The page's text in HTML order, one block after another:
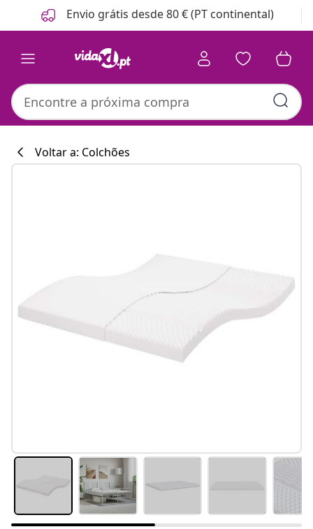
Anterior
Seguinte Envio grátis desde 80 € (PT continental)
Voltar a: Colchões